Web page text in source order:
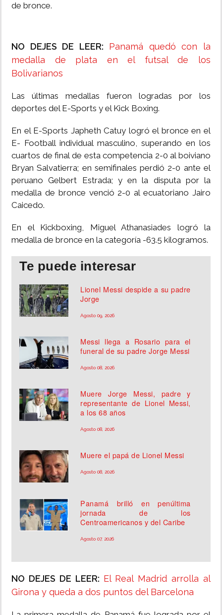
de bronce.
NO DEJES DE LEER: Panamá quedó con la
medalla de plata en el futsal de los
Bolivarianos
Las últimas medallas fueron logradas por los
deportes del E-Sports y el Kick Boxing.
En el E-Sports Japheth Catuy logró el bronce en el
E- Football individual masculino, superando en los
cuartos de final de esta competencia 2-0 al boiviano
Bryan Salvatierra; en semifinales perdió 2-0 ante el
peruano Gelbert Estrada; y en la disputa por la
medalla de bronce venció 2-0 al ecuatoriano Jairo
Caicedo.
En el Kickboxing, Miguel Athanasiades logró la
medalla de bronce en la categoría -63.5 kilogramos.
Te puede interesar
Lionel Messi despide a su padre
Jorge
Agosto 09, 2026
Messi llega a Rosario para el
funeral de su padre Jorge Messi
Agosto 08, 2026
Muere Jorge Messi, padre y
representante de Lionel Messi,
a los 68 años
Agosto 08, 2026
Muere el papá de Lionel Messi
Agosto 08, 2026
Panamá brilló en penúltima
jornada de los
Centroamericanos y del Caribe
Agosto 07, 2026
NO DEJES DE LEER: El Real Madrid arrolla al
Girona y queda a dos puntos del Barcelona